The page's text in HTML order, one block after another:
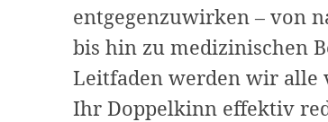
entgegenzuwirken – von
bis hin zu medizinischen
Leitfaden werden wir alle
Ihr Doppelkinn effektiv